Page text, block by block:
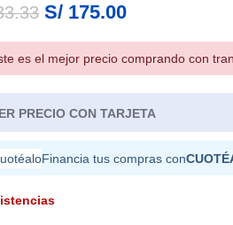
S/175.00
es el mejor precio comprando con
PRECIO CON TARJETA
Financia tus compras con